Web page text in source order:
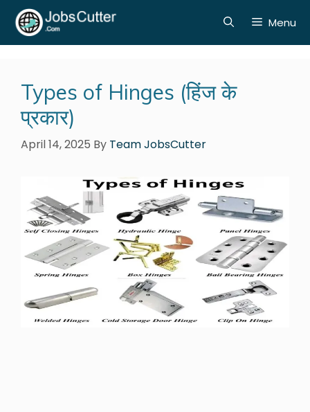
Menu
Types of Hinges (हिंज के
प्रकार)
April 14, 2025 By Team JobsCutter